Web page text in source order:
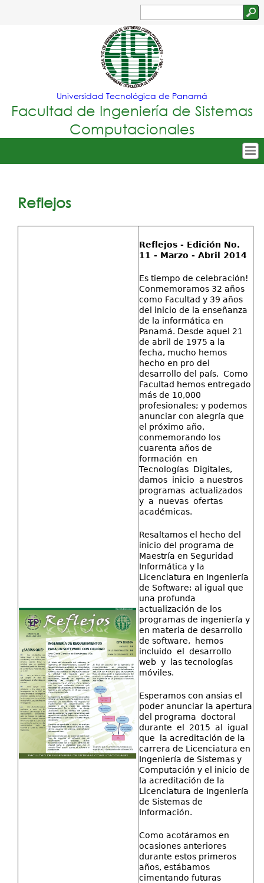
Jump to navigation
Formulario
de
búsqueda
Universidad Tecnológica de Panamá
Facultad de Ingeniería de Sistemas
Computacionales
Menu
Secretarías
Investigación
Servicios
Reflejos
Reflejos - Edición No.
11 - Marzo - Abril 2014
Es tiempo de celebración!
Conmemoramos 32 años
como Facultad y 39 años
del inicio de la enseñanza
de la informática en
Panamá. Desde aquel 21
de abril de 1975 a la
fecha, mucho hemos
hecho en pro del
desarrollo del país. Como
Facultad hemos entregado
más de 10,000
profesionales; y podemos
anunciar con alegría que
el próximo año,
conmemorando los
cuarenta años de
formación en
Tecnologías Digitales,
damos inicio a nuestros
programas actualizados
y a nuevas ofertas
académicas.
Resaltamos el hecho del
inicio del programa de
Maestría en Seguridad
Informática y la
Licenciatura en Ingeniería
de Software; al igual que
una profunda
actualización de los
programas de ingeniería y
en materia de desarrollo
de software, hemos
incluido el desarrollo
web y las tecnologías
móviles.
Esperamos con ansias el
poder anunciar la apertura
del programa doctoral
durante el 2015 al igual
que la acreditación de la
carrera de Licenciatura en
Ingeniería de Sistemas y
Computación y el inicio de
la acreditación de la
Licenciatura de Ingeniería
de Sistemas de
Información.
Como acotáramos en
ocasiones anteriores
durante estos primeros
años, estábamos
cimentando futuras